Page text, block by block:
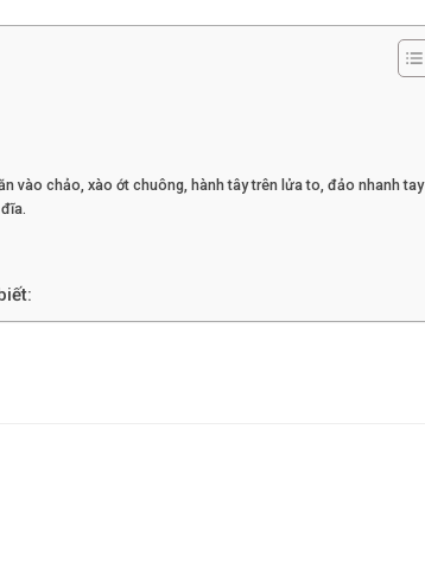
vào chảo, xào ớt chuông, hành tây trên lửa to, đảo nhanh tay